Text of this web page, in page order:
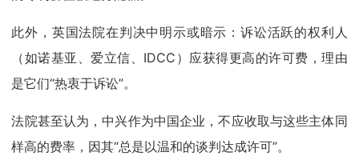
此外，英国法院在判决中明示或暗示：诉讼活跃的权利人
（如诺基亚、爱立信、IDCC）应获得更高的许可费，理由
是它们“热衷于诉讼”。
法院甚至认为，中兴作为中国企业，不应收取与这些主体同
样高的费率，因其“总是以温和的谈判达成许可”。